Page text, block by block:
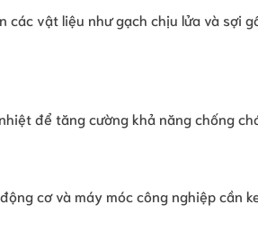
các vật liệu như gạch chịu lửa và sợi
để tăng cường khả năng chống
cơ và máy móc công nghiệp cần